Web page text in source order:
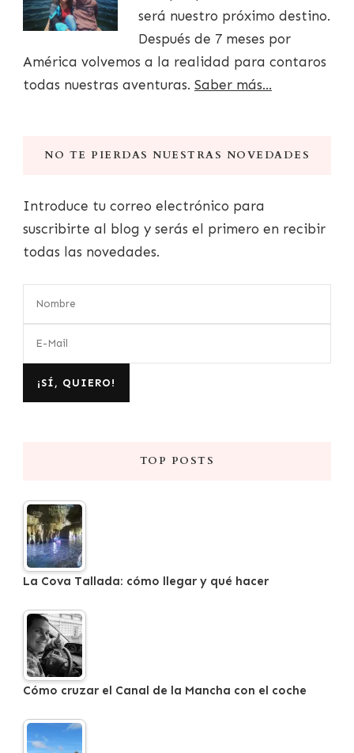
será nuestro próximo destino.
Después de 7 meses por
América volvemos a la realidad para contaros
todas nuestras aventuras. Saber más...
NO TE PIERDAS NUESTRAS NOVEDADES
Introduce tu correo electrónico para
suscribirte al blog y serás el primero en recibir
todas las novedades.
TOP POSTS
La Cova Tallada: cómo llegar y qué hacer
Cómo cruzar el Canal de la Mancha con el coche